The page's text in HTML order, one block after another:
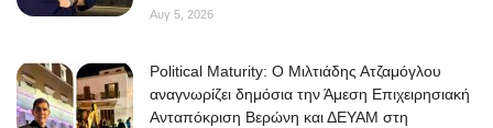
Αυγ 5, 2026
Political Maturity: Ο Μιλτιάδης Ατζαμόγλου
αναγνωρίζει δημόσια την Άμεση Επιχειρησιακή
Ανταπόκριση Βερώνη και ΔΕΥΑΜ στη